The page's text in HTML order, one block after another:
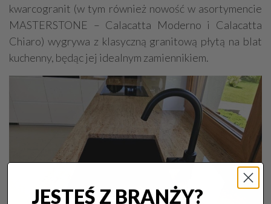
kwarcogranit (w tym również nowość w asortymencie
MASTERSTONE – Calacatta Moderno i Calacatta
Chiaro) wygrywa z klasyczną granitową płytą na blat
kuchenny, będąc jej idealnym zamiennikiem.
JESTEŚ Z BRANŻY?